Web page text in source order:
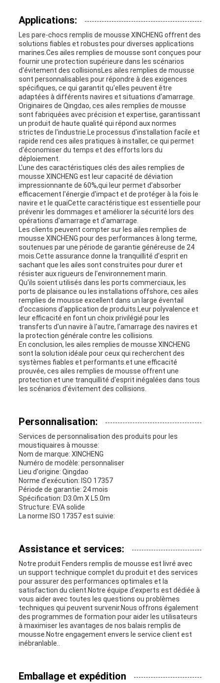
Applications:
Les pare-chocs remplis de mousse XINCHENG offrent des
solutions fiables et robustes pour diverses applications
marines.Ces ailes remplies de mousse sont conçues pour
fournir une protection supérieure dans les scénarios
d'évitement des collisionsLes ailes remplies de mousse
sont personnalisables pour répondre à des exigences
spécifiques, ce qui garantit qu'elles peuvent être
adaptées à différents navires et situations d'amarrage.
Originaires de Qingdao, ces ailes remplies de mousse
sont fabriquées avec précision et expertise, garantissant
un produit de haute qualité qui répond aux normes
strictes de l'industrie.Le processus d'installation facile et
rapide rend ces ailes pratiques à installer, ce qui permet
d'économiser du temps et des efforts lors du
déploiement.
L'une des caractéristiques clés des ailes remplies de
mousse XINCHENG est leur capacité de déviation
impressionnante de 60%,qui leur permet d'absorber
efficacement l'énergie d'impact et de protéger à la fois le
navire et le quaiCette caractéristique est essentielle pour
prévenir les dommages et améliorer la sécurité lors des
opérations d'amarrage et d'amarrage.
Les clients peuvent compter sur les ailes remplies de
mousse XINCHENG pour des performances à long terme,
soutenues par une période de garantie généreuse de 24
mois.Cette assurance donne la tranquillité d'esprit en
sachant que les ailes sont construites pour durer et
résister aux rigueurs de l'environnement marin.
Qu'ils soient utilisés dans les ports commerciaux, les
ports de plaisance ou les installations offshore, ces ailes
remplies de mousse excellent dans un large éventail
d'occasions d'application de produits.Leur polyvalence et
leur efficacité en font un choix privilégié pour les
transferts d'un navire à l'autre, l'amarrage des navires et
la protection générale contre les collisions.
En conclusion, les ailes remplies de mousse XINCHENG
sont la solution idéale pour ceux qui recherchent des
systèmes fiables et performants.et une efficacité
prouvée, ces ailes remplies de mousse offrent une
protection et une tranquillité d'esprit inégalées dans tous
les scénarios d'évitement des collisions.
Personnalisation:
Services de personnalisation des produits pour les
moustiquaires à mousse:
Nom de marque: XINCHENG
Numéro de modèle: personnaliser
Lieu d'origine: Qingdao
Norme d'exécution: ISO 17357
Période de garantie: 24 mois
Spécification: D3.0m X L5.0m
Structure: EVA solide
La norme ISO 17357 est suivie:
Assistance et services:
Notre produit Fenders remplis de mousse est livré avec
un support technique complet du produit et des services
pour assurer des performances optimales et la
satisfaction du client.Notre équipe d'experts est dédiée à
vous aider avec toutes les questions ou problèmes
techniques qui peuvent survenir.Nous offrons également
des programmes de formation pour aider les utilisateurs
à maximiser les avantages de nos balais remplis de
mousse.Notre engagement envers le service client est
inébranlable..
Emballage et expédition